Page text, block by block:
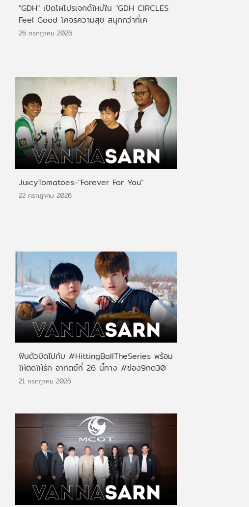
"GDH" เปิดโผโปรเจกต์ใหม่ใน "GDH CIRCLES
Feel Good โคจรความสุข สนุกกว่าที่เค
26 กรกฎาคม 2026
JuicyTomatoes-"Forever For You"
22 กรกฎาคม 2026
ฟินตัวบิดไปกับ #HittingBallTheSeries พร้อม
ให้ติดให้รัก อาทิตย์ที่ 26 นี้ทาง #ช่อง9กด30
21 กรกฎาคม 2026